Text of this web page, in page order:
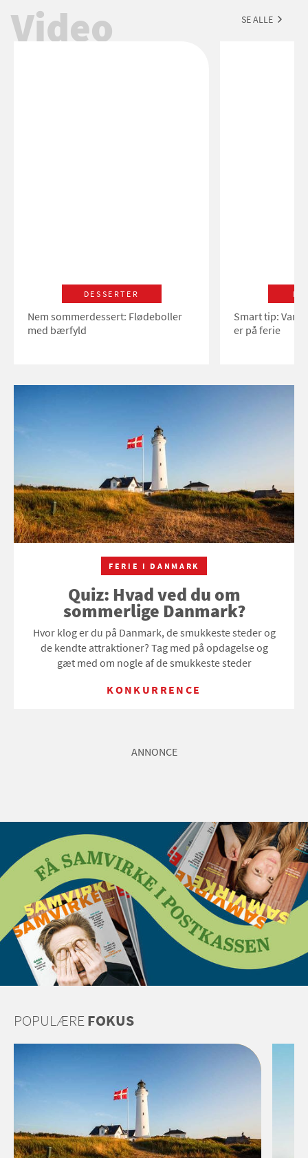
Video SE ALLE
DESSERTER
Nem sommerdessert: Flødeboller
med bærfyld
Smart tip:
er på ferie
FERIE I DANMARK
Quiz: Hvad ved du om
sommerlige Danmark?
Hvor klog er du på Danmark, de smukkeste steder og
de kendte attraktioner? Tag med på opdagelse og
gæt med om nogle af de smukkeste steder
KONKURRENCE
ANNONCE
POPULÆREFOKUS